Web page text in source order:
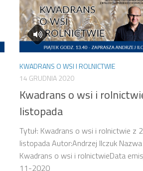
KWADRANS O WSI I ROLNICTWIE
14 GRUDNIA 2020
Kwadrans o wsi i
listopada
Tytuł: Kwadrans o wsi i rolnictwie z
listopada Autor:Andrzej Ilczuk
Kwadrans o wsi i rolnictwieData
11-2020